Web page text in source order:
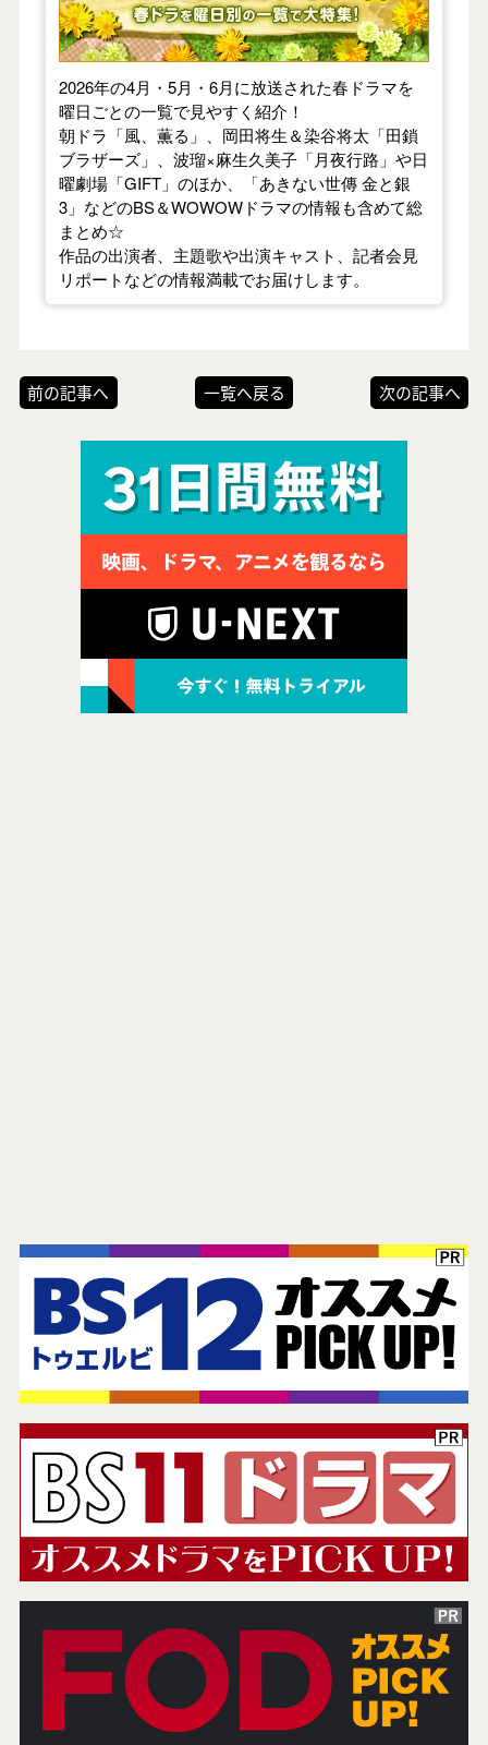
2026年の4月・5月・6月に放送された春ドラマを
曜日ごとの一覧で見やすく紹介！
朝ドラ「風、薫る」、岡田将生＆染谷将太「田鎖
ブラザーズ」、波瑠×麻生久美子「月夜行路」や日
曜劇場「GIFT」のほか、「あきない世傳 金と銀
3」などのBS＆WOWOWドラマの情報も含めて総
まとめ☆
作品の出演者、主題歌や出演キャスト、記者会見
リポートなどの情報満載でお届けします。
前の記事へ 一覧へ戻る 次の記事へ